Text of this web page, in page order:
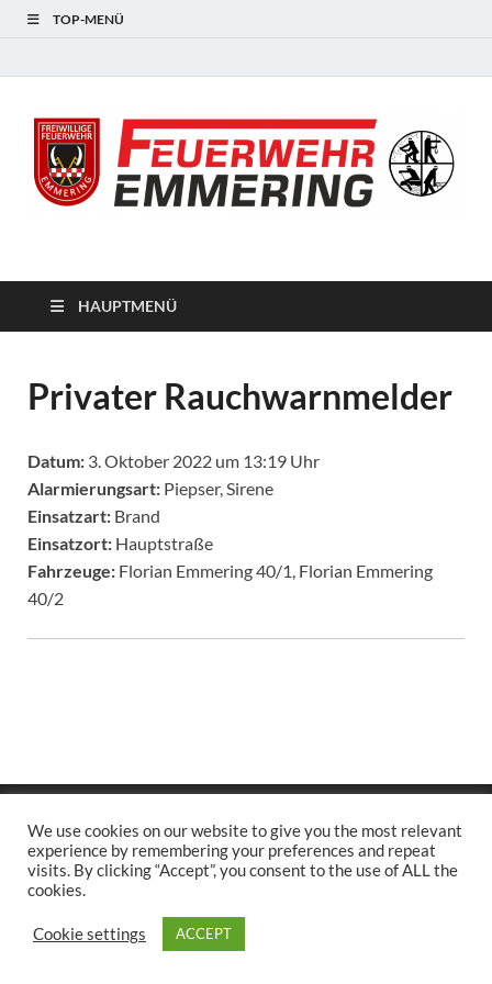
TOP-MENÜ
HAUPTMENÜ
Privater Rauchwarnmelder
Datum: 3. Oktober 2022 um 13:19 Uhr
Alarmierungsart: Piepser, Sirene
Einsatzart: Brand
Einsatzort: Hauptstraße
Fahrzeuge: Florian Emmering 40/1, Florian Emmering
40/2
Stolz präsentiertWordPressundHitMag.
We use cookies on our website to give you the most relevant
experience by remembering your preferences and repeat
visits. By clicking “Accept”, you consent to the use of ALL the
cookies.
Cookie settings ACCEPT